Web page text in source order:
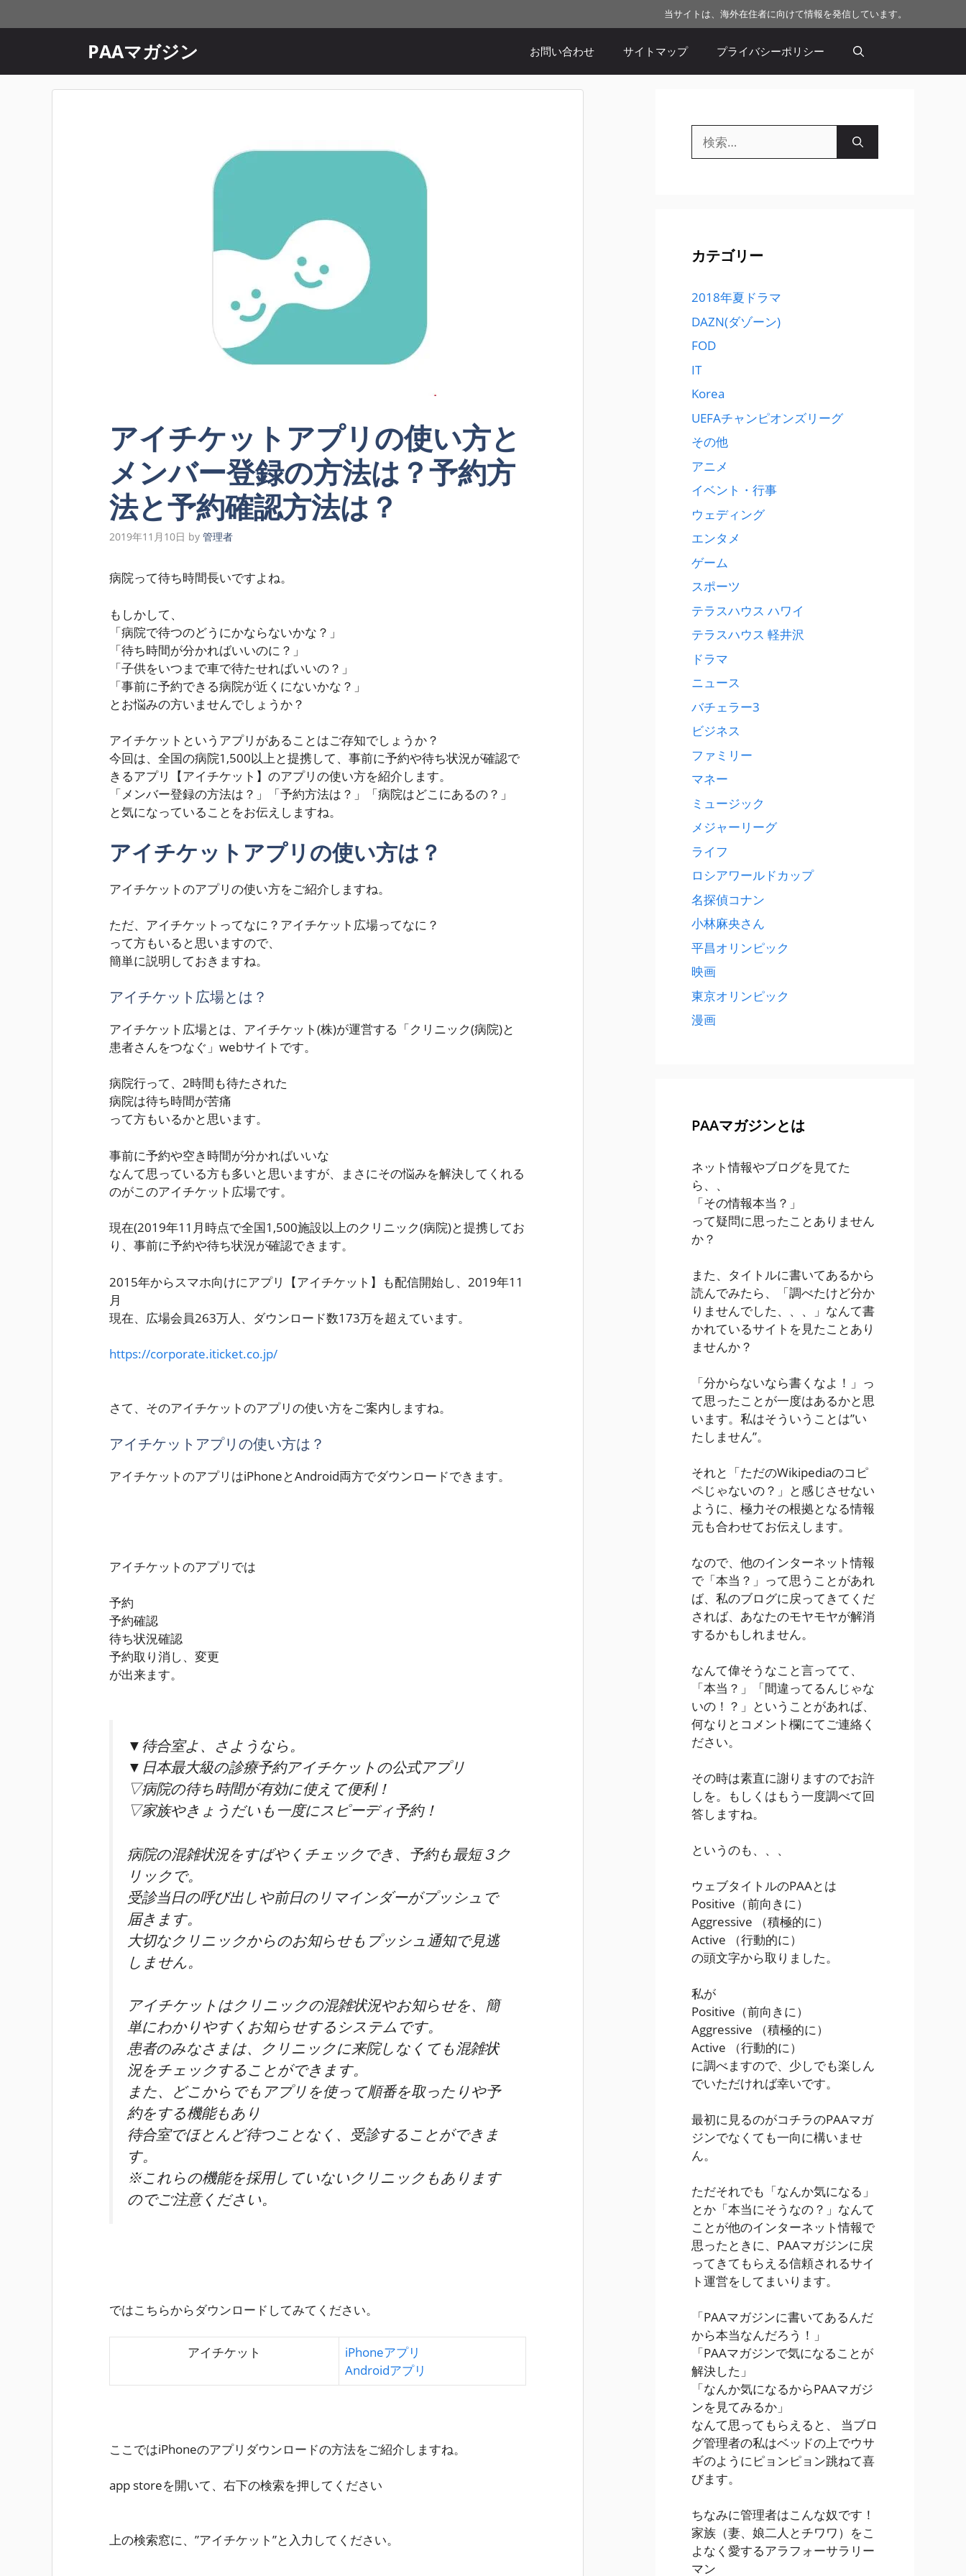
ン
ツ
当サイトは、海外在住者に向けて情報を発信しています。
PAAマガジン お問い合わせ サイトマップ プライバシーポリシー
アイチケットアプリの使い方と
メンバー登録の方法は？予約方
法と予約確認方法は？
2019年11月10日 by 管理者
病院って待ち時間長いですよね。
もしかして、
「病院で待つのどうにかならないかな？」
「待ち時間が分かればいいのに？」
「子供をいつまで車で待たせればいいの？」
「事前に予約できる病院が近くにないかな？」
とお悩みの方いませんでしょうか？
アイチケットというアプリがあることはご存知でしょうか？
今回は、全国の病院1,500以上と提携して、事前に予約や待ち状況が確認で
きるアプリ【アイチケット】のアプリの使い方を紹介します。
「メンバー登録の方法は？」「予約方法は？」「病院はどこにあるの？」
と気になっていることをお伝えしますね。
アイチケットアプリの使い方は？
アイチケットのアプリの使い方をご紹介しますね。
ただ、アイチケットってなに？アイチケット広場ってなに？
って方もいると思いますので、
簡単に説明しておきますね。
アイチケット広場とは？
アイチケット広場とは、アイチケット(株)が運営する「クリニック(病院)と
患者さんをつなぐ」webサイトです。
病院行って、2時間も待たされた
病院は待ち時間が苦痛
って方もいるかと思います。
事前に予約や空き時間が分かればいいな
なんて思っている方も多いと思いますが、まさにその悩みを解決してくれる
のがこのアイチケット広場です。
現在(2019年11月時点で全国1,500施設以上のクリニック(病院)と提携してお
り、事前に予約や待ち状況が確認できます。
2015年からスマホ向けにアプリ【アイチケット】も配信開始し、2019年11
月
現在、広場会員263万人、ダウンロード数173万を超えています。
https://corporate.iticket.co.jp/
さて、そのアイチケットのアプリの使い方をご案内しますね。
アイチケットアプリの使い方は？
アイチケットのアプリはiPhoneとAndroid両方でダウンロードできます。
アイチケットのアプリでは
予約
予約確認
待ち状況確認
予約取り消し、変更
が出来ます。
▼待合室よ、さようなら。
▼日本最大級の診療予約アイチケットの公式アプリ
▽病院の待ち時間が有効に使えて便利！
▽家族やきょうだいも一度にスピーディ予約！
病院の混雑状況をすばやくチェックでき、予約も最短３ク
リックで。
受診当日の呼び出しや前日のリマインダーがプッシュで
届きます。
大切なクリニックからのお知らせもプッシュ通知で見逃
しません。
アイチケットはクリニックの混雑状況やお知らせを、簡
単にわかりやすくお知らせするシステムです。
患者のみなさまは、クリニックに来院しなくても混雑状
況をチェックすることができます。
また、どこからでもアプリを使って順番を取ったりや予
約をする機能もあり
待合室でほとんど待つことなく、受診することができま
す。
※これらの機能を採用していないクリニックもあります
のでご注意ください。
ではこちらからダウンロードしてみてください。
アイチケット
iPhoneアプリ
Androidアプリ
ここではiPhoneのアプリダウンロードの方法をご紹介しますね。
app storeを開いて、右下の検索を押してください
上の検索窓に、”アイチケット”と入力してください。
索:
カテゴリー
2018年夏ドラマ
DAZN(ダゾーン)
FOD
IT
Korea
UEFAチャンピオンズリーグ
その他
アニメ
イベント・行事
ウェディング
エンタメ
ゲーム
スポーツ
テラスハウス ハワイ
テラスハウス 軽井沢
ドラマ
ニュース
バチェラー3
ビジネス
ファミリー
マネー
ミュージック
メジャーリーグ
ライフ
ロシアワールドカップ
名探偵コナン
小林麻央さん
平昌オリンピック
映画
東京オリンピック
漫画
PAAマガジンとは
ネット情報やブログを見てた
ら、、
「その情報本当？」
って疑問に思ったことありません
か？
また、タイトルに書いてあるから
読んでみたら、「調べたけど分か
りませんでした、、、」なんて書
かれているサイトを見たことあり
ませんか？
「分からないなら書くなよ！」っ
て思ったことが一度はあるかと思
います。私はそういうことは”い
たしません”。
それと「ただのWikipediaのコピ
ペじゃないの？」と感じさせない
ように、極力その根拠となる情報
元も合わせてお伝えします。
なので、他のインターネット情報
で「本当？」って思うことがあれ
ば、私のブログに戻ってきてくだ
されば、あなたのモヤモヤが解消
するかもしれません。
なんて偉そうなこと言ってて、
「本当？」「間違ってるんじゃな
いの！？」ということがあれば、
何なりとコメント欄にてご連絡く
ださい。
その時は素直に謝りますのでお許
しを。もしくはもう一度調べて回
答しますね。
というのも、、、
ウェブタイトルのPAAとは
Positive （前向きに）
Aggressive
（積極的に）
Active
（行動的に）
の頭文字から取りました。
私が
Positive （前向きに）
Aggressive
（積極的に）
Active
（行動的に）
に調べますので、少しでも楽しん
でいただければ幸いです。
最初に見るのがコチラのPAAマガ
ジンでなくても一向に構いませ
ん。
ただそれでも「なんか気になる」
とか「本当にそうなの？」なんて
ことが他のインターネット情報で
思ったときに、PAAマガジンに戻
ってきてもらえる信頼されるサイ
ト運営をしてまいります。
「PAAマガジンに書いてあるんだ
から本当なんだろう！」
「PAAマガジンで気になることが
解決した」
「なんか気になるからPAAマガジ
ンを見てみるか」
なんて思ってもらえると、 当ブロ
グ管理者の私はベッドの上でウサ
ギのようにピョンピョン跳ねて喜
びます。
ちなみに管理者はこんな奴です！
家族（妻、娘二人とチワワ）をこ
よなく愛するアラフォーサラリー
マン